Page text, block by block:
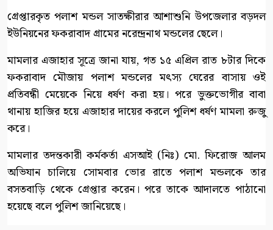
গ্রেপ্তারকৃত পলাশ মন্ডল সাতক্ষীরার আশাশুনি উপজেলার বড়দল
ইউনিয়নের ফকরাবাদ গ্রামের নরেন্দ্রনাথ মন্ডলের ছেলে।
মামলার এজাহার সূত্রে জানা যায়, গত ১৫ এপ্রিল রাত ৮টার দিকে
ফকরাবাদ মৌজায় পলাশ মন্ডলের মৎস্য ঘেরের বাসায় ওই
প্রতিবন্ধী মেয়েকে নিয়ে ধর্ষণ করা হয়। পরে ভুক্তভোগীর বাবা
থানায় হাজির হয়ে এজাহার দায়ের করলে পুলিশ ধর্ষণ মামলা রুজু
করে।
মামলার তদন্তকারী কর্মকর্তা এসআই (নিঃ) মো. ফিরোজ আলম
অভিযান চালিয়ে সোমবার ভোর রাতে পলাশ মন্ডলকে তার
বসতবাড়ি থেকে গ্রেপ্তার করেন। পরে তাকে আদালতে পাঠানো
হয়েছে বলে পুলিশ জানিয়েছে।